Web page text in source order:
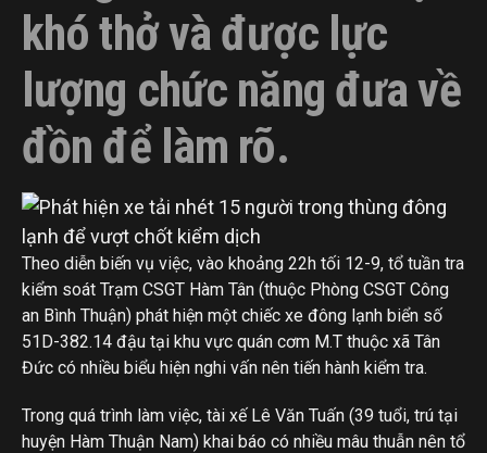
khó thở và được lực
lượng chức năng đưa về
đồn để làm rõ.
Theo diễn biến vụ việc, vào khoảng 22h tối 12-9, tổ tuần tra
kiểm soát Trạm CSGT Hàm Tân (thuộc Phòng CSGT Công
an Bình Thuận) phát hiện một chiếc xe đông lạnh biển số
51D-382.14 đậu tại khu vực quán cơm M.T thuộc xã Tân
Đức có nhiều biểu hiện nghi vấn nên tiến hành kiểm tra.
Trong quá trình làm việc, tài xế Lê Văn Tuấn (39 tuổi, trú tại
huyện Hàm Thuận Nam) khai báo có nhiều mâu thuẫn nên tổ